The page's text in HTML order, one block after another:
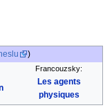
)
Francouzsky:
Les agents
physiques